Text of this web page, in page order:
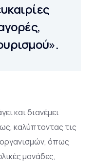
και διανέμει
καλύπτοντας τις
όπως
μονάδες,